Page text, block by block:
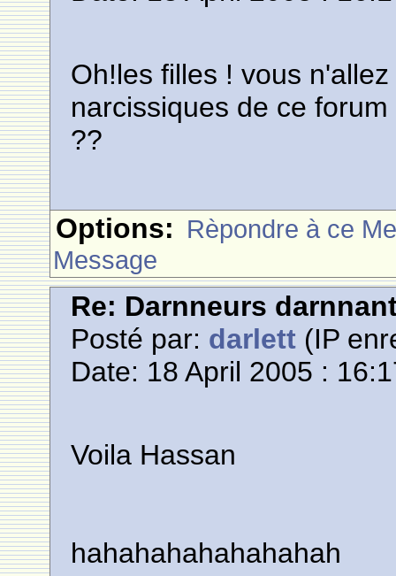
Oh!les filles ! vous
narcissiques de ce
??
Options: Rèpondre à ce
Message
Re: Darnneurs
Posté par: darlett (IP
Date: 18 April 2005 :
Voila Hassan
hahahahahahahahah